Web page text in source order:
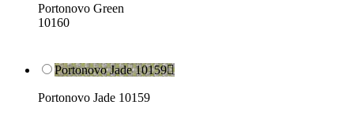
Portonovo Green
10160
Portonovo Jade 10159
Portonovo Jade 10159